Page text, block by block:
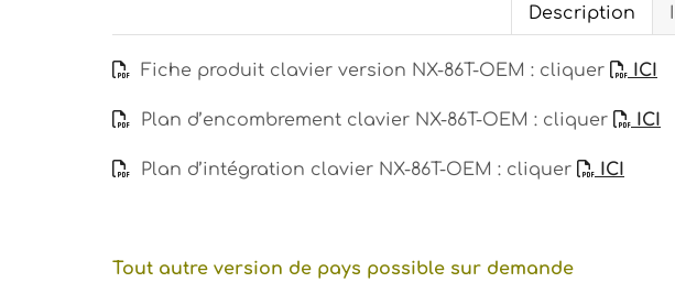
Description
Fiche produit clavier version NX-86T-OEM : cliquer ICI
Plan d’encombrement clavier NX-86T-OEM : cliquer ICI
Plan d’intégration clavier NX-86T-OEM : cliquer ICI
Tout autre version de pays possible sur demande